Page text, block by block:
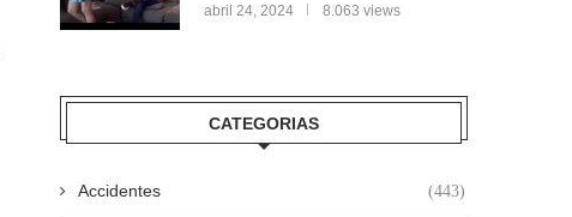
abril 24, 2024 8.063 views
CATEGORIAS
Accidentes (443)